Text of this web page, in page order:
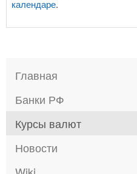
календаре.
Главная
Банки РФ
Курсы валют
Новости